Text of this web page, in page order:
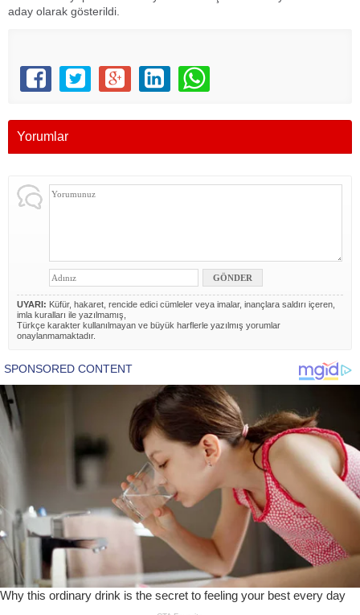
aday olarak gösterildi.
Yorumlar
UYARI: Küfür, hakaret, rencide edici cümleler veya imalar, inançlara saldırı içeren,
imla kuralları ile yazılmamış,
Türkçe karakter kullanılmayan ve büyük harflerle yazılmış yorumlar
onaylanmamaktadır.